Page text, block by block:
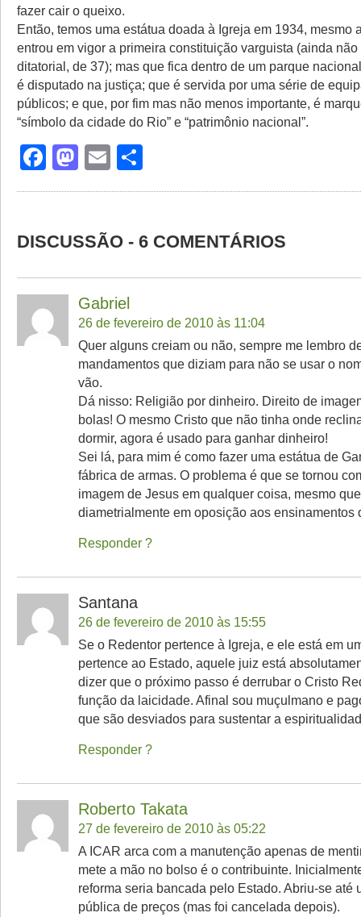
fazer cair o queixo.
Então, temos uma estátua doada à Igreja em 1934, mesmo
entrou em vigor a primeira constituição varguista (ainda não
ditatorial, de 37); mas que fica dentro de um parque
é disputado na justiça; que é servida por uma série de
públicos; e que, por fim mas não menos importante, é
“símbolo da cidade do Rio” e “patrimônio nacional”.
Facebook
Mastodon
Email
DISCUSSÃO - 6 COMENTÁRIOS
Gabriel
26 de fevereiro de 2010 às 11:04
Quer alguns creiam ou não, sempre me lembro
mandamentos que diziam para não se usar o
vão.
Dá nisso: Religião por dinheiro. Direito de
bolas! O mesmo Cristo que não tinha onde
dormir, agora é usado para ganhar dinheiro!
Sei lá, para mim é como fazer uma estátua de
fábrica de armas. O problema é que se tornou
imagem de Jesus em qualquer coisa, mesmo
diametrialmente em oposição aos ensinamentos
Responder
Santana
26 de fevereiro de 2010 às 15:55
Se o Redentor pertence à Igreja, e ele está em
pertence ao Estado, aquele juiz está
dizer que o próximo passo é derrubar o Cristo
função da laicidade. Afinal sou muçulmano e
que são desviados para sustentar a
Responder
Roberto Takata
27 de fevereiro de 2010 às 05:22
A ICAR arca com a manutenção apenas de
mete a mão no bolso é o contribuinte.
reforma seria bancada pelo Estado. Abriu-se até
pública de preços (mas foi cancelada depois).